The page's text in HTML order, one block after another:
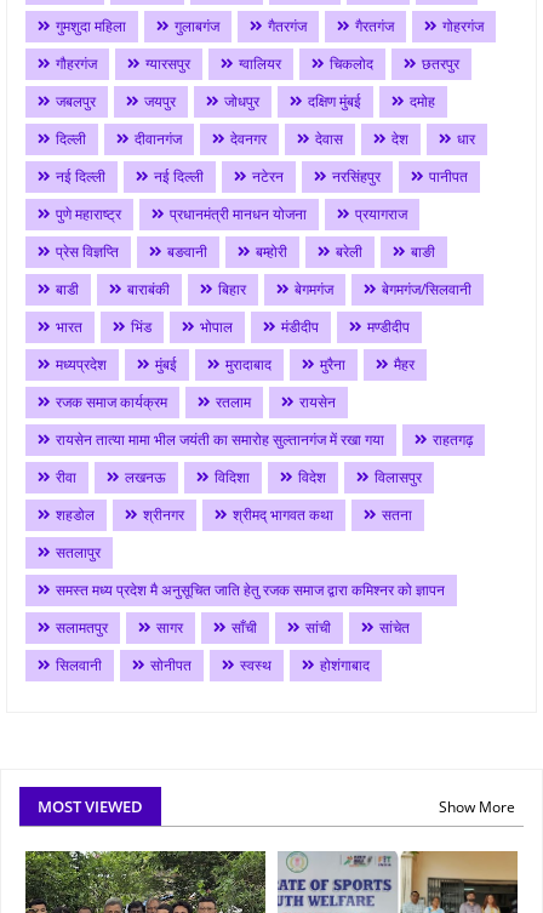
गुमशुदा महिला
गुलाबगंज गैतरगंज गैरतगंज
गोहरगंज
गौहरगंज
ग्यारसपुर ग्वालियर चिकलोद
छतरपुर
जबलपुर
जयपुर जोधपुर दक्षिण मुंबई
दमोह
दिल्ली
दीवानगंज देवनगर देवास देश
धार
नई दिल्ली
नई दिल्ली नटेरन नरसिंहपुर
पानीपत
पुणे महाराष्ट्र
प्रधानमंत्री मानधन योजना
प्रयागराज
प्रेस विज्ञप्ति
बङवानी बम्होरी बरेली
बाङी
बाडी
बाराबंकी बिहार बेगमगंज
बेगमगंज/सिलवानी
भारत
भिंड भोपाल मंडीदीप
मण्डीदीप
मध्यप्रदेश
मुंबई मुरादाबाद मुरैना
मैहर
रजक समाज कार्यक्रम
रतलाम
रायसेन
रायसेन तात्या मामा भील जयंती का समारोह सुल्तानगंज में रखा गया
राहतगढ़
रीवा
लखनऊ विदिशा विदेश
विलासपुर
शहडोल
श्रीनगर श्रीमद् भागवत कथा
सतना
सतलापुर
समस्त मध्य प्रदेश मै अनुसूचित जाति हेतु रजक समाज द्वारा कमिश्नर को ज्ञापन
सलामतपुर
सागर साँची सांची
सांचेत
सिलवानी
सोनीपत स्वस्थ होशंगाबाद
MOST VIEWED Show More